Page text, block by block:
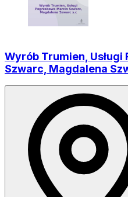
Wyrób Trumien,
Szwarc, Magdalena